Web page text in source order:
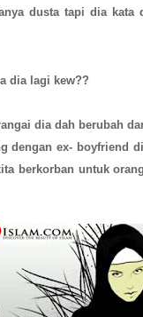
dusta tapi dia kata
dia lagi kew??
dia dah berubah
dengan ex- boyfriend
berkorban untuk